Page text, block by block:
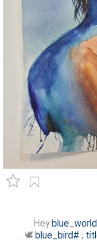
Hey
;
#blue_bird
🕊 .